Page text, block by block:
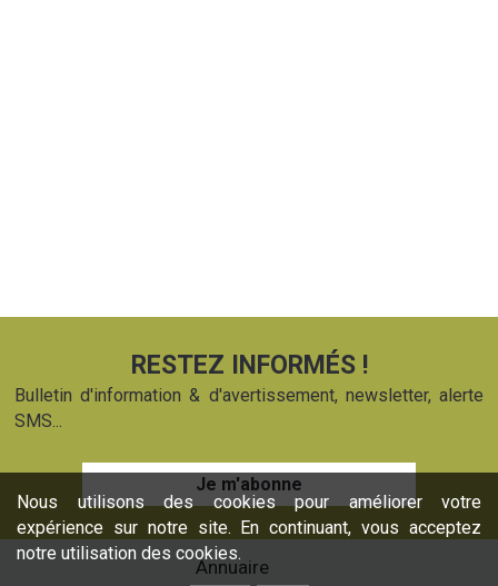
RESTEZ INFORMÉS !
Bulletin d'information & d'avertissement, newsletter, alerte
SMS...
Je m'abonne
Annuaire
Nous utilisons des cookies pour améliorer votre
expérience sur notre site. En continuant, vous acceptez
notre utilisation des cookies.